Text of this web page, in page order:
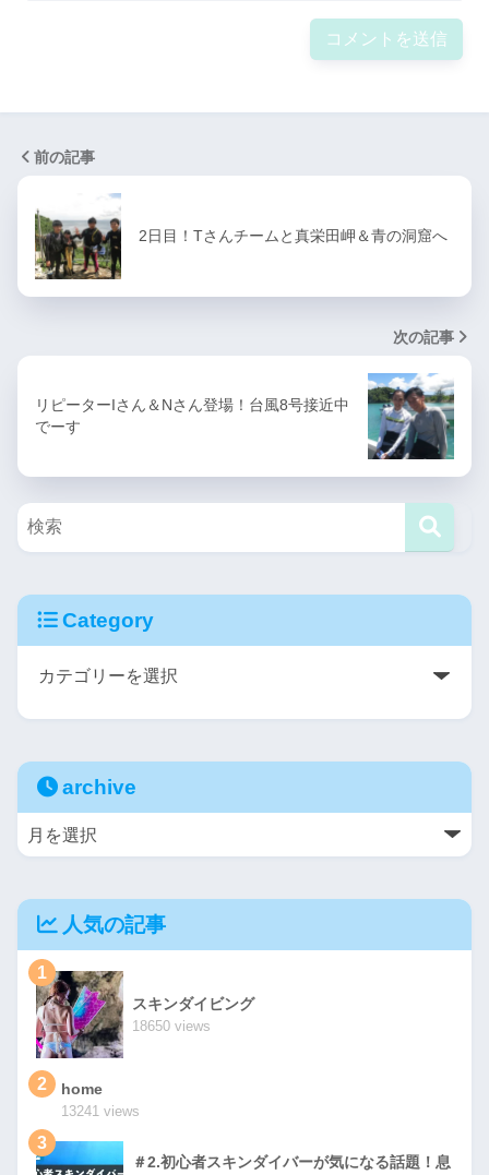
前の記事
2日目！Tさんチームと真栄田岬＆青の洞窟へ
次の記事
リピーターIさん＆Nさん登場！台風8号接近中
でーす
Category
archive
人気の記事
1
スキンダイビング
18650 views
2 home
13241 views
3
＃2.初心者スキンダイバーが気になる話題！息